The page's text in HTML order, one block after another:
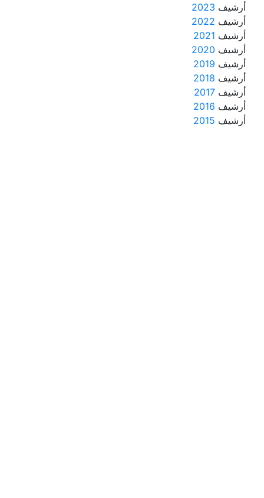
أرشيف 2023
أرشيف 2022
أرشيف 2021
أرشيف 2020
أرشيف 2019
أرشيف 2018
أرشيف 2017
أرشيف 2016
أرشيف 2015